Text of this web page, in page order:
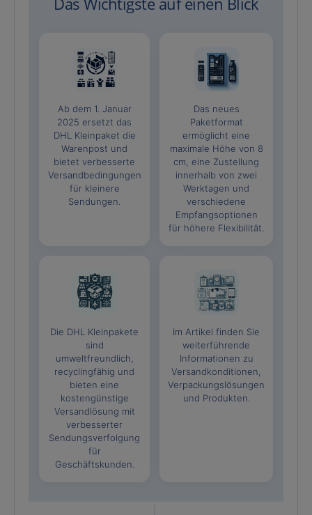
Ab dem 1. Januar
2025 ersetzt das
DHL Kleinpaket die
Warenpost und
bietet verbesserte
Versandbedingungen
für kleinere
Sendungen.
Das neues
Paketformat
ermöglicht eine
maximale Höhe von 8
cm, eine Zustellung
innerhalb von zwei
Werktagen und
verschiedene
Empfangsoptionen
für höhere Flexibilität.
Die DHL Kleinpakete
sind
umweltfreundlich,
recyclingfähig und
bieten eine
kostengünstige
Versandlösung mit
verbesserter
Sendungsverfolgung
für
Geschäftskunden.
Im Artikel finden Sie
weiterführende
Informationen zu
Versandkonditionen,
Verpackungslösungen
und Produkten.